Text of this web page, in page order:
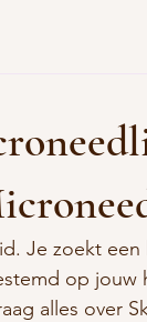
Je zoekt
op jouw
alles over